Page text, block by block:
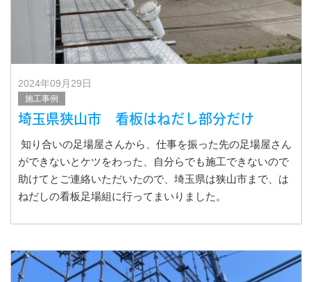
2024年09月29日
施工事例
埼玉県狭山市 看板はねだし部分だけ
知り合いの足場屋さんから、仕事を振った先の足場屋さん
ができないとケツをわった、自分らでも施工できないので
助けてとご連絡いただいたので、埼玉県は狭山市まで、は
ねだしの看板足場組に行ってまいりました。
なんて事なく